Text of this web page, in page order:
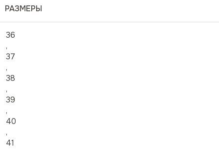
РАЗМЕРЫ
36
,
37
,
38
,
39
,
40
,
41